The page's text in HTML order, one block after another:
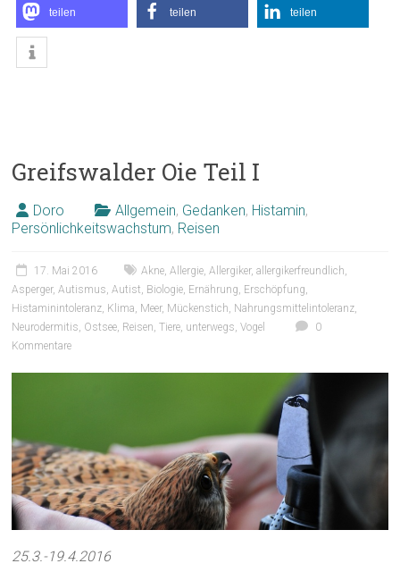
teilen teilen teilen
Greifswalder Oie Teil I
Doro Allgemein, Gedanken, Histamin,
Persönlichkeitswachstum, Reisen
17. Mai 2016 Akne,Allergie,Allergiker,allergikerfreundlich,
Asperger,Autismus,Autist, Biologie, Ernährung, Erschöpfung,
Histaminintoleranz, Klima, Meer, Mückenstich, Nahrungsmittelintoleranz,
Neurodermitis, Ostsee, Reisen,Tiere, unterwegs,Vogel
0
Kommentare
25.3.-19.4.2016